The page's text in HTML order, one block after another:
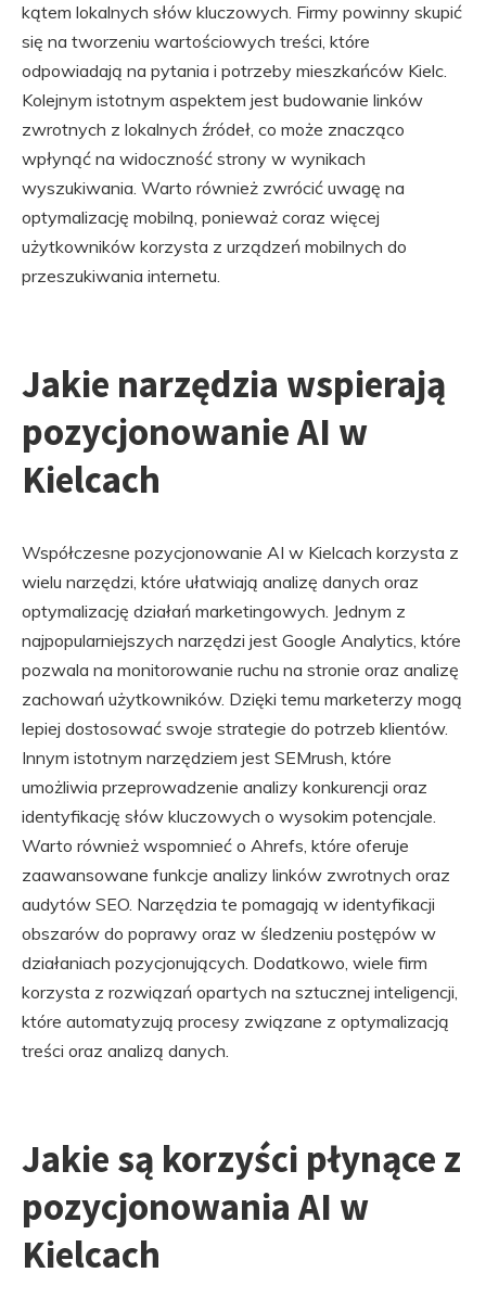
kątem lokalnych słów kluczowych. Firmy powinny skupić
się na tworzeniu wartościowych treści, które
odpowiadają na pytania i potrzeby mieszkańców Kielc.
Kolejnym istotnym aspektem jest budowanie linków
zwrotnych z lokalnych źródeł, co może znacząco
wpłynąć na widoczność strony w wynikach
wyszukiwania. Warto również zwrócić uwagę na
optymalizację mobilną, ponieważ coraz więcej
użytkowników korzysta z urządzeń mobilnych do
przeszukiwania internetu.
Jakie narzędzia wspierają
pozycjonowanie AI w
Kielcach
Współczesne pozycjonowanie AI w Kielcach korzysta z
wielu narzędzi, które ułatwiają analizę danych oraz
optymalizację działań marketingowych. Jednym z
najpopularniejszych narzędzi jest Google Analytics, które
pozwala na monitorowanie ruchu na stronie oraz analizę
zachowań użytkowników. Dzięki temu marketerzy mogą
lepiej dostosować swoje strategie do potrzeb klientów.
Innym istotnym narzędziem jest SEMrush, które
umożliwia przeprowadzenie analizy konkurencji oraz
identyfikację słów kluczowych o wysokim potencjale.
Warto również wspomnieć o Ahrefs, które oferuje
zaawansowane funkcje analizy linków zwrotnych oraz
audytów SEO. Narzędzia te pomagają w identyfikacji
obszarów do poprawy oraz w śledzeniu postępów w
działaniach pozycjonujących. Dodatkowo, wiele firm
korzysta z rozwiązań opartych na sztucznej inteligencji,
które automatyzują procesy związane z optymalizacją
treści oraz analizą danych.
Jakie są korzyści płynące z
pozycjonowania AI w
Kielcach